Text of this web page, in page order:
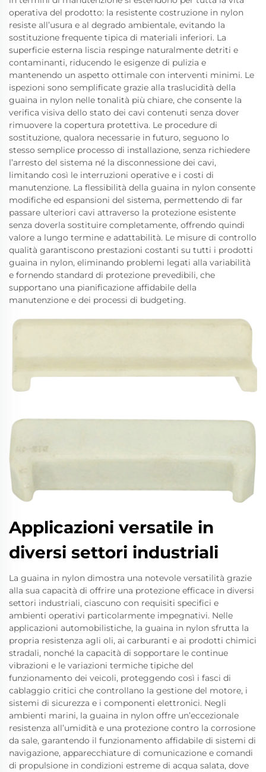
operativa del prodotto: la resistente costruzione in nylon
resiste all’usura e al degrado ambientale, evitando la
sostituzione frequente tipica di materiali inferiori. La
superficie esterna liscia respinge naturalmente detriti e
contaminanti, riducendo le esigenze di pulizia e
mantenendo un aspetto ottimale con interventi minimi. Le
ispezioni sono semplificate grazie alla traslucidità della
guaina in nylon nelle tonalità più chiare, che consente la
verifica visiva dello stato dei cavi contenuti senza dover
rimuovere la copertura protettiva. Le procedure di
sostituzione, qualora necessarie in futuro, seguono lo
stesso semplice processo di installazione, senza richiedere
l’arresto del sistema né la disconnessione dei cavi,
limitando così le interruzioni operative e i costi di
manutenzione. La flessibilità della guaina in nylon consente
modifiche ed espansioni del sistema, permettendo di far
passare ulteriori cavi attraverso la protezione esistente
senza doverla sostituire completamente, offrendo quindi
valore a lungo termine e adattabilità. Le misure di controllo
qualità garantiscono prestazioni costanti su tutti i prodotti
guaina in nylon, eliminando problemi legati alla variabilità
e fornendo standard di protezione prevedibili, che
supportano una pianificazione affidabile della
manutenzione e dei processi di budgeting.
Applicazioni versatile in
diversi settori industriali
La guaina in nylon dimostra una notevole versatilità grazie
alla sua capacità di offrire una protezione efficace in diversi
settori industriali, ciascuno con requisiti specifici e
ambienti operativi particolarmente impegnativi. Nelle
applicazioni automobilistiche, la guaina in nylon sfrutta la
propria resistenza agli oli, ai carburanti e ai prodotti chimici
stradali, nonché la capacità di sopportare le continue
vibrazioni e le variazioni termiche tipiche del
funzionamento dei veicoli, proteggendo così i fasci di
cablaggio critici che controllano la gestione del motore, i
sistemi di sicurezza e i componenti elettronici. Negli
ambienti marini, la guaina in nylon offre un’eccezionale
resistenza all’umidità e una protezione contro la corrosione
da sale, garantendo il funzionamento affidabile di sistemi di
navigazione, apparecchiature di comunicazione e comandi
di propulsione in condizioni estreme di acqua salata, dove